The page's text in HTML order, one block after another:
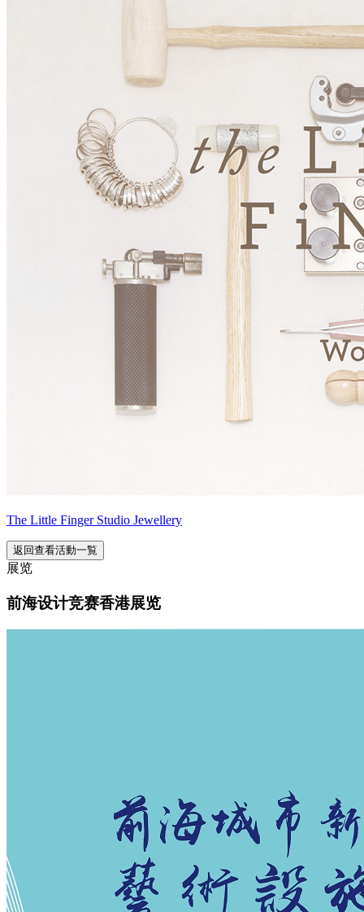
The Little Finger Studio Jewellery
返回查看活動一覧
展览
前海设计竞赛香港展览